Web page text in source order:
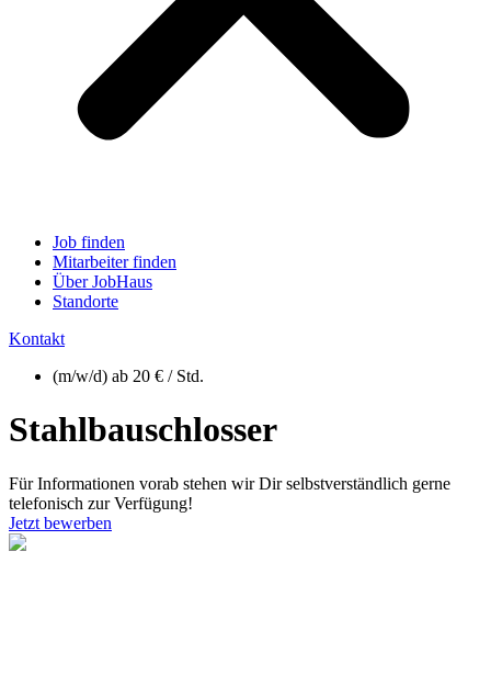
Job finden
Mitarbeiter finden
Über JobHaus
Standorte
Kontakt
(m/w/d) ab 20 € / Std.
Stahlbauschlosser
Für Informationen vorab stehen wir Dir selbstverständlich gerne
telefonisch zur Verfügung!
Jetzt bewerben